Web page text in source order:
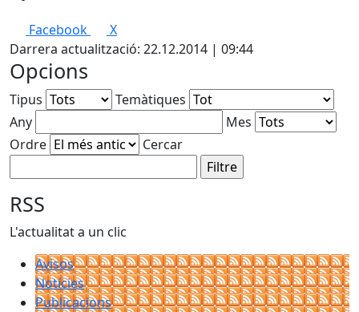
Facebook
X
Darrera actualització: 22.12.2014 | 09:44
Opcions
Tipus
Temàtiques
Any
Mes
Ordre
Cercar
RSS
L'actualitat a un clic
Avisos
Notícies
Publicacions